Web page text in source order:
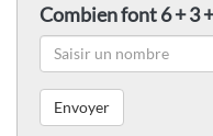
Combien font 6 + 3